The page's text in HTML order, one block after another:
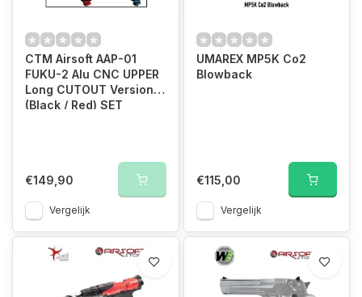
CTM Airsoft AAP-01
FUKU-2 Alu CNC UPPER
Long CUTOUT Version
(Black / Red) SET
€149,90
Vergelijk
UMAREX MP5K Co2
Blowback
€115,00
Vergelijk